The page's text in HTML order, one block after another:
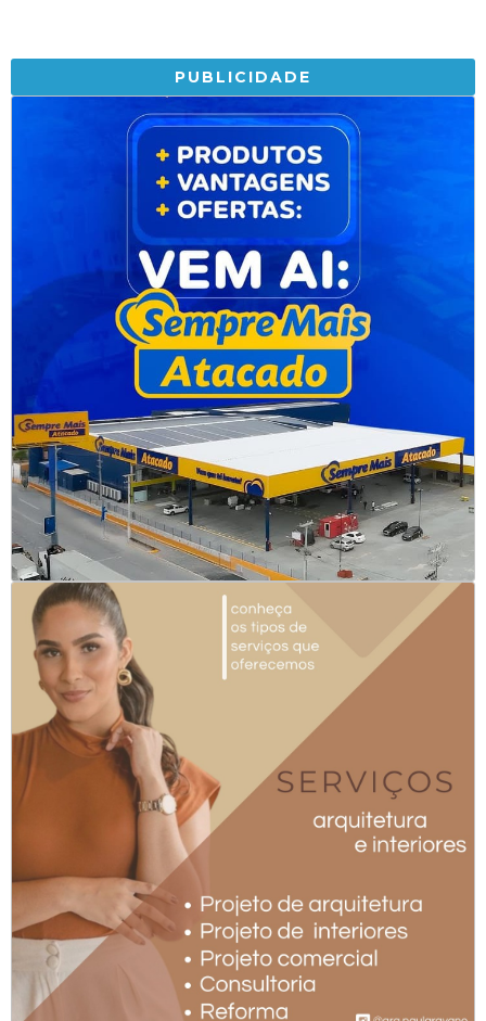
PUBLICIDADE